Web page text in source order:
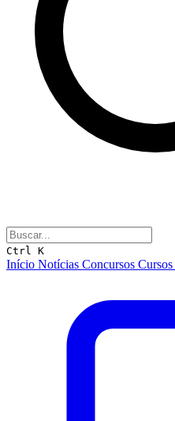
Ctrl K
Início Notícias Concursos Cursos